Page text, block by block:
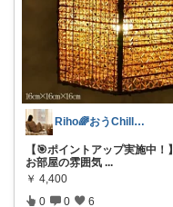
Riho🌈おうChill★グッズ
【🎯ポイントアップ実施中！】
お部屋の雰囲気 ...
￥ 4,400
0 0 6